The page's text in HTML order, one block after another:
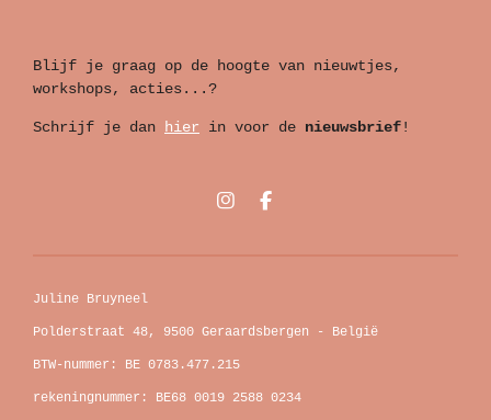
Blijf je graag op de hoogte van nieuwtjes,
workshops, acties...?
Schrijf je dan hier in voor de nieuwsbrief!
I
a
F
k
Juline Bruyneel
Polderstraat 48, 9500 Geraardsbergen - België
BTW-nummer: BE 0783.477.215
rekeningnummer: BE68 0019 2588 0234